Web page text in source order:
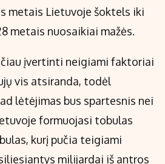
metais Lietuvoje šoktels iki
metais nuosaikiai mažės.
įvertinti neigiami faktoriai
vis atsiranda, todėl
lėtėjimas bus spartesnis nei
formuojasi tobulas
kurį pučia teigiami
milijardai iš antros